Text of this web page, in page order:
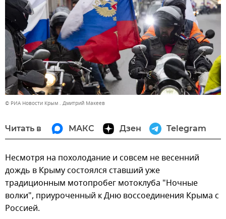
© РИА Новости Крым . Дмитрий Макеев
Читать в МАКС Дзен Telegram
Несмотря на похолодание и совсем не весенний
дождь в Крыму состоялся ставший уже
традиционным мотопробег мотоклуба "Ночные
волки", приуроченный к Дню воссоединения Крыма с
Россией.